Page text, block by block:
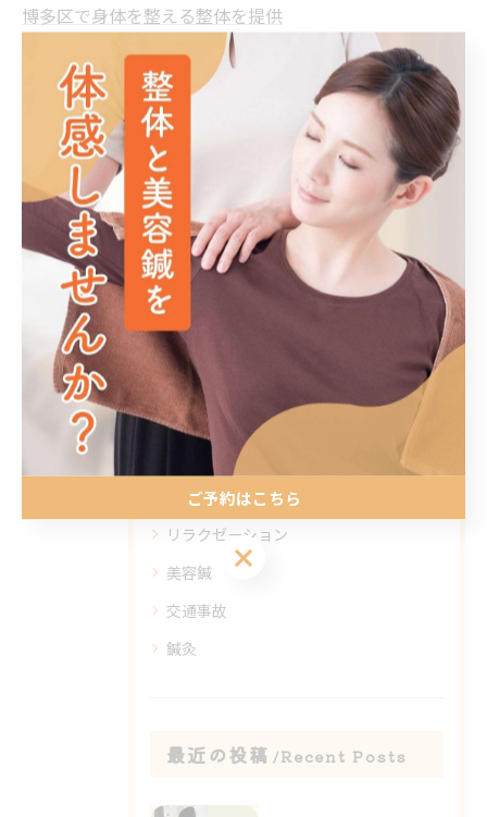
博多区で身体を整える整体を提供
< 前のページ 次のページ >
関連タグ
#大野城市 #春日市
カテゴリー Categories
全てのカテゴリー
整体
リラクゼーション
美容鍼
交通事故
鍼灸
最近の投稿 Recent Posts
ご予約はこちら
ご予約はこちら